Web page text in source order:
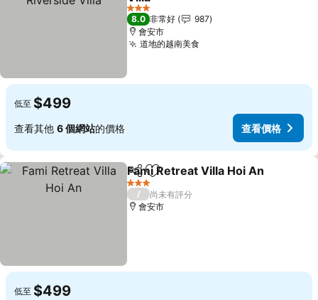
查看價格
3 星級
8.0 非常好
987
會安市
道地的越南美食查看價格
低至 $499
查看其他 6 個網站的價格 查看價格
分享 加入我的最愛
Fami Retreat Villa Hoi An
3 星級
/
尚未有評分
會安市
低至 $499